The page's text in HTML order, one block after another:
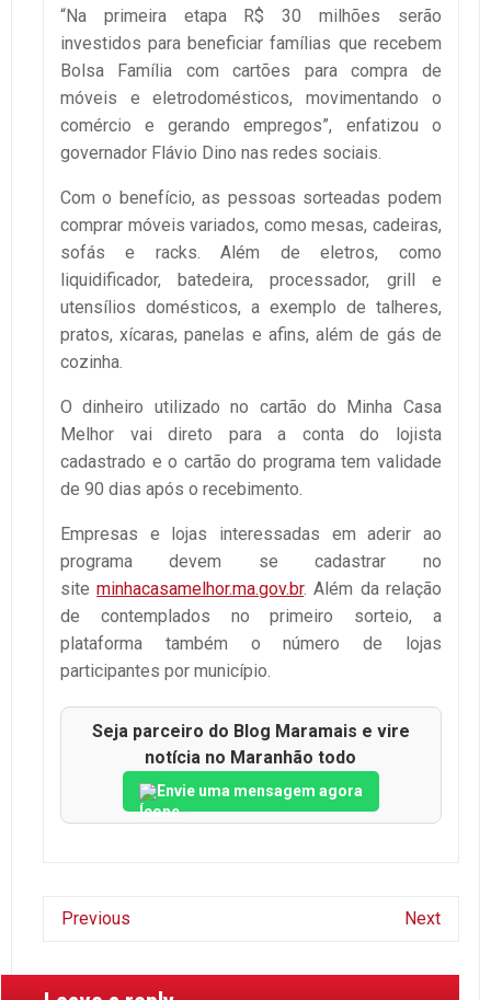
“Na primeira etapa R$ 30 milhões serão
investidos para beneficiar famílias que recebem
Bolsa Família com cartões para compra de
móveis e eletrodomésticos, movimentando o
comércio e gerando empregos”, enfatizou o
governador Flávio Dino nas redes sociais.
Com o benefício, as pessoas sorteadas podem
comprar móveis variados, como mesas, cadeiras,
sofás e racks. Além de eletros, como
liquidificador, batedeira, processador, grill e
utensílios domésticos, a exemplo de talheres,
pratos, xícaras, panelas e afins, além de gás de
cozinha.
O dinheiro utilizado no cartão do Minha Casa
Melhor vai direto para a conta do lojista
cadastrado e o cartão do programa tem validade
de 90 dias após o recebimento.
Empresas e lojas interessadas em aderir ao
programa devem se cadastrar no
siteminhacasamelhor.ma.gov.br. Além da relação
de contemplados no primeiro sorteio, a
plataforma também o número de lojas
participantes por município.
Seja parceiro do Blog Maramais e vire
notícia no Maranhão todo
Envie uma mensagem agora
Previous Next